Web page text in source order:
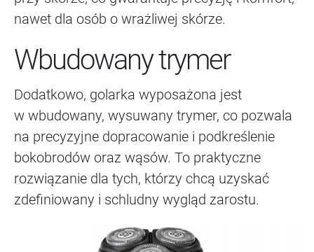
nawet dla osób o wrażliwej skórze.
Wbudowany trymer
Dodatkowo, golarka wyposażona jest
w wbudowany, wysuwany trymer, co pozwala
na precyzyjne dopracowanie i podkreślenie
bokobrodów oraz wąsów. To praktyczne
rozwiązanie dla tych, którzy chcą uzyskać
zdefiniowany i schludny wygląd zarostu.